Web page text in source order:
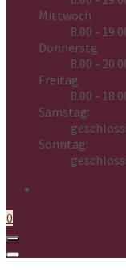
Mittwoch
8.00 -
Donnerstg
8.00 -
Freitag
8.00 -
Samstag:
Sonntag:
0